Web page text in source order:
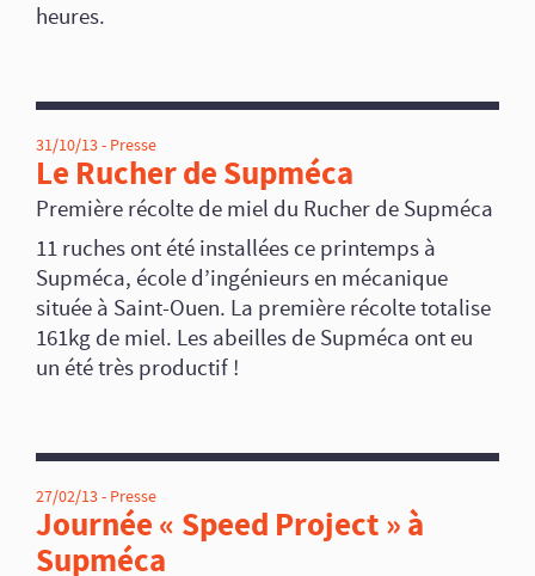
heures.
31/10/13 - Presse
Le Rucher de Supméca
Première récolte de miel du Rucher de Supméca
11 ruches ont été installées ce printemps à
Supméca, école d’ingénieurs en mécanique
située à Saint-Ouen. La première récolte totalise
161kg de miel. Les abeilles de Supméca ont eu
un été très productif !
27/02/13 - Presse
Journée « Speed Project » à
Supméca